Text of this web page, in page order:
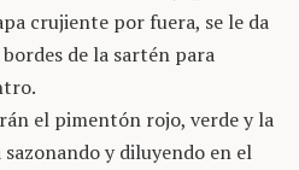
crujiente por fuera, se le da
de la sartén para
el pimentón rojo, verde y la
y diluyendo en el